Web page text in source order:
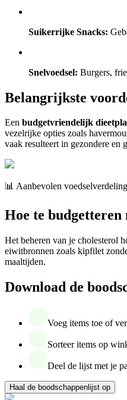
Suikerrijke Snacks:
Snelvoedsel: Burgers,
Belangrijkste
Een budgetvriendelijk
vezelrijke opties zoals
vaak resulteert in gezondere en
📊 Aanbevolen voedselverdeling
Hoe te
Het beheren van je cholesterol
eiwitbronnen zoals kipfilet
maaltijden.
Download de
Voeg items toe of
Sorteer items op
Deel de lijst met je
Haal de boodschappenlijst op